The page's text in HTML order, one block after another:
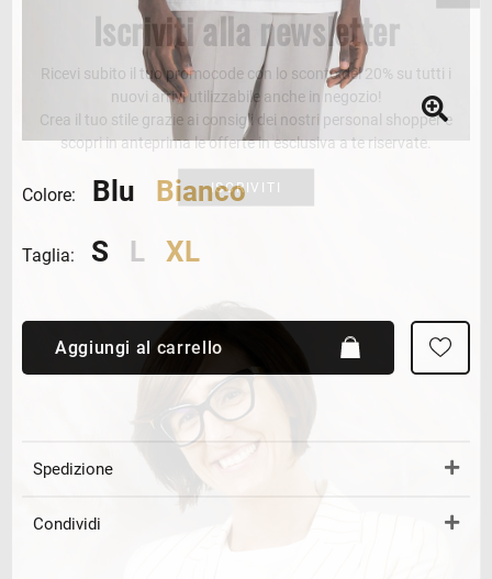
Colore: Blu Bianco
Taglia: S L XL
Aggiungi al carrello
Spedizione
Condividi
Iscriviti alla newsletter
Ricevi subito il tuo promocode con lo sconto del 20% su tutti i
nuovi arrivi utilizzabile anche in negozio!
Crea il tuo stile grazie ai consigli dei nostri personal shopper e
scopri in anteprima le offerte in esclusiva a te riservate.
ISCRIVITI